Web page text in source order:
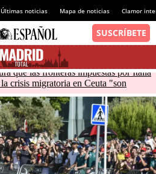
Últimas noticias Mapa de noticias Clamor
que las fronteras impuestas por Italia
crisis migratoria en Ceuta "son